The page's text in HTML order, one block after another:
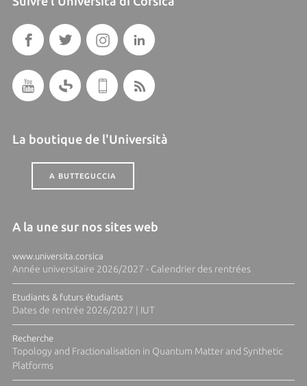
La boutique de l'Università
A BUTTEGUCCIA
A la une sur nos sites web
www.universita.corsica
Année universitaire 2026/2027 - Calendrier des rentrées
Etudiants & futurs étudiants
Dates de rentrée 2026/2027 | IUT
Recherche
Topology and Fractionalisation in Quantum Matter and Synthetic
Platforms